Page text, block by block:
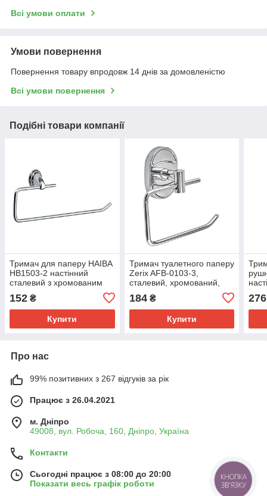
Всі умови оплати
Умови повернення
Повернення товару впродовж 14 днів за домовленістю
Всі умови повернення
Подібні товари компанії
Тримач для паперу HAIBA
HB1503-2 настінний
сталевий з хромованим
152 ₴
Купити
Тримач туалетного паперу
Zerix AFB-0103-3,
сталевий, хромований,
184₴
Купити
276
Про нас
99% позитивних з 267 відгуків за рік
Працює з 26.04.2021
м. Дніпро
49008, вул. Робоча, 160, Дніпро, Україна
Контакти
Сьогодні працює з 08:00 до 20:00
Показати весь графік роботи
КНОПКА
ЗВ'ЯЗКУ